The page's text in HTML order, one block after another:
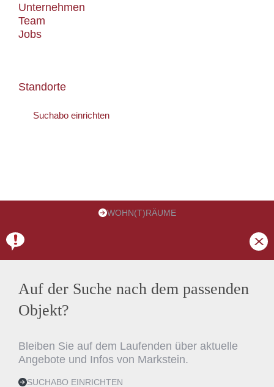
Unternehmen
Team
Jobs
Standorte
Suchabo einrichten
WOHN(T)RÄUME
Auf der Suche nach dem passenden
Objekt?
Bleiben Sie auf dem Laufenden über aktuelle
Angebote und Infos von Markstein.
SUCHABO EINRICHTEN